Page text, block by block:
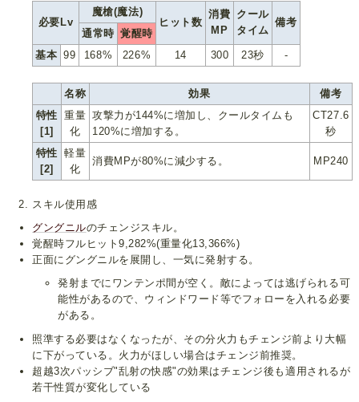
必要Lv
魔槍(魔法)
ヒット数
消費
MP
クール
タイム
備考
通常時 覚醒時
基本 99 168% 226% 14 300 23秒 -
名称 効果
備考
特性
[1]
重量
化
攻撃力が144%に増加し、クールタイムも
120%に増加する。
CT27.6
秒
特性
[2]
軽量
化
消費MPが80%に減少する。 MP240
スキル使用感
グングニルのチェンジスキル。
覚醒時フルヒット9,282%(重量化13,366%)
正面にグングニルを展開し、一気に発射する。
発射までにワンテンポ間が空く。敵によっては逃げられる可
能性があるので、ウィンドワード等でフォローを入れる必要
がある。
照準する必要はなくなったが、その分火力もチェンジ前より大幅
に下がっている。火力がほしい場合はチェンジ前推奨。
超越3次パッシブ"乱射の快感"の効果はチェンジ後も適用されるが
若干性質が変化している